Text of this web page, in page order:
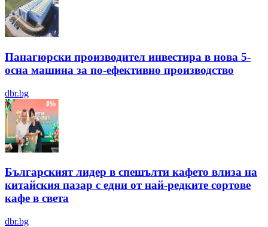
Панагюрски производител инвестира в нова 5-
осна машина за по-ефективно производство
dbr.bg
Българският лидер в спешълти кафето влиза на
китайския пазар с едни от най-редките сортове
кафе в света
dbr.bg